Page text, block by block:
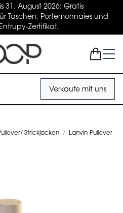
31. August 2026: Gratis
Taschen, Portemonnaies und
Zertifikat.
Verkaufe mit uns
Strickjacken / Lanvin-Pullover